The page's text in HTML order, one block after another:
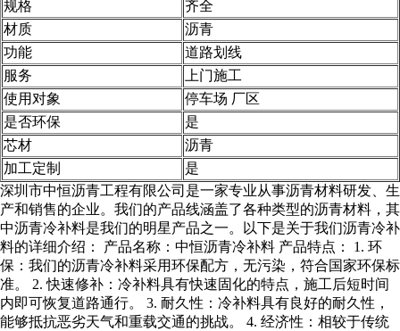
规格
齐全
材质
沥青
功能
道路划线
服务
上门施工
使用对象
停车场 厂区
是否环保
是
芯材
沥青
加工定制
是
深圳市中恒沥青工程有限公司是一家专业从事沥青材料研发、生
产和销售的企业。我们的产品线涵盖了各种类型的沥青材料，其
中沥青冷补料是我们的明星产品之一。以下是关于我们沥青冷补
料的详细介绍： 产品名称：中恒沥青冷补料 产品特点： 1. 环
保：我们的沥青冷补料采用环保配方，无污染，符合国家环保标
准。 2. 快速修补：冷补料具有快速固化的特点，施工后短时间
内即可恢复道路通行。 3. 耐久性：冷补料具有良好的耐久性，
能够抵抗恶劣天气和重载交通的挑战。 4. 经济性：相较于传统